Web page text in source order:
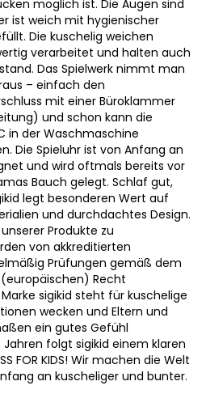
möglich ist. Die Augen sind
ist weich mit hygienischer
Die kuschelig weichen
verarbeitet und halten auch
Das Spielwerk nimmt man
– einfach den
mit einer Büroklammer
und schon kann die
in der Waschmaschine
Die Spieluhr ist von Anfang an
und wird oftmals bereits vor
Bauch gelegt. Schlaf gut,
legt besonderen Wert auf
und durchdachtes Design.
Produkte zu
von akkreditierten
Prüfungen gemäß dem
Recht
sigikid steht für kuschelige
wecken und Eltern und
ein gutes Gefühl
folgt sigikid einem klaren
FOR KIDS! Wir machen die Welt
an kuscheliger und bunter.